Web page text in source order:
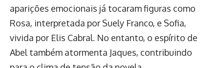
aparições emocionais já tocaram figuras como
Rosa, interpretada por Suely Franco, e Sofia,
vivida por Elis Cabral. No entanto, o espírito de
Abel também atormenta Jaques, contribuindo